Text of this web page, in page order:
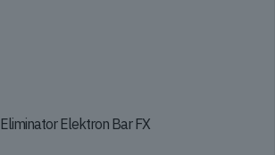
Eliminator Elektron Bar FX